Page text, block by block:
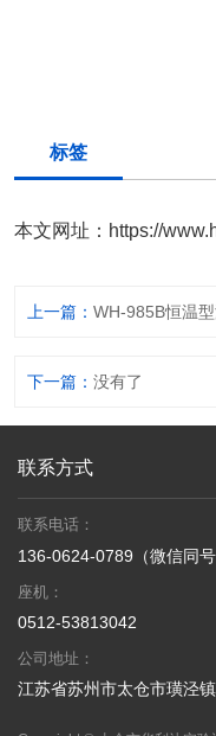
标签
本文网址： https://
上一篇： WH-985B恒温
下一篇： 没有了
联系方式
联系电话：
136-0624-0789（微信同号
座机：
0512-53813042
公司地址：
江苏省苏州市太仓市璜泾